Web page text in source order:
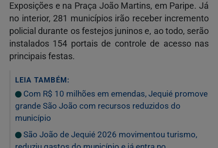
Exposições e na Praça João Martins, em Paripe. Já
no interior, 281 municípios irão receber incremento
policial durante os festejos juninos e, ao todo, serão
instalados 154 portais de controle de acesso nas
principais festas.
LEIA TAMBÉM:
Com R$ 10 milhões em emendas, Jequié promove
grande São João com recursos reduzidos do
município
São João de Jequié 2026 movimentou turismo,